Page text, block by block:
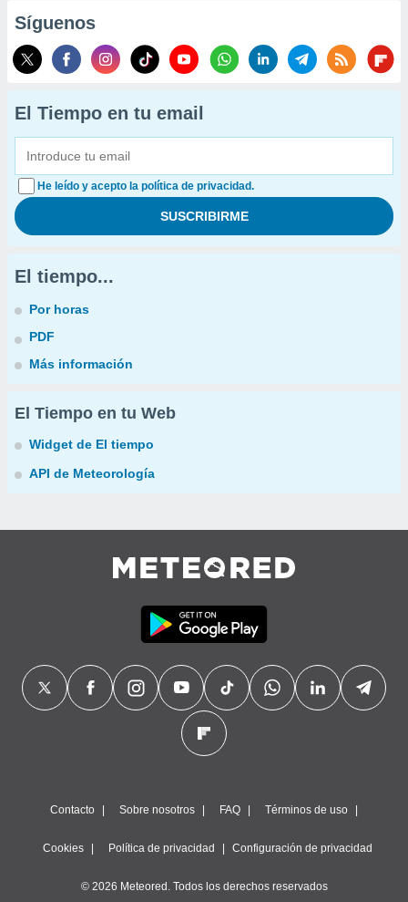
Síguenos
El Tiempo en tu email
He leído y acepto la política de privacidad.
El tiempo...
Por horas
PDF
Más información
El Tiempo en tu Web
Widget de El tiempo
API de Meteorología
Contacto Sobre nosotros FAQ Términos de uso
Cookies Política de privacidad Configuración de privacidad
© 2026 Meteored. Todos los derechos reservados